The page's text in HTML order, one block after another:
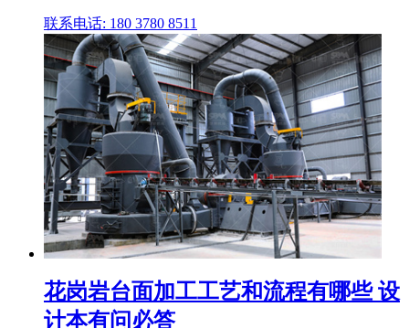
联系电话: 180 3780 8511
花岗岩台面加工工艺和流程有哪些 设
计本有问必答